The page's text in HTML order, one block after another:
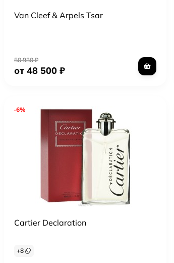
Van Cleef & Arpels Tsar
50 930₽
от 48 500 ₽
-6%
Cartier Declaration
+8